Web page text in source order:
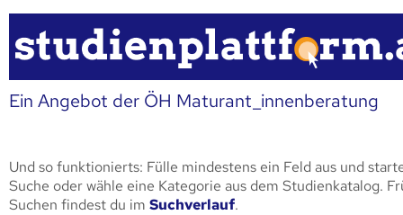
Ein Angebot der ÖH Maturant_innenberatung
Und so funktionierts: Fülle mindestens ein Feld aus und
Suche oder wähle eine Kategorie aus dem Studienkatalog.
Suchen findest du im Suchverlauf.